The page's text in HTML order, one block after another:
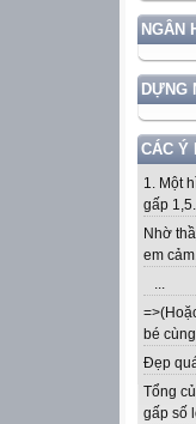
NGÂN
DỰNG
CÁC Ý
1. Một
gấp
Nhờ
em
...
bé
Đẹp
Tổng
gấp số